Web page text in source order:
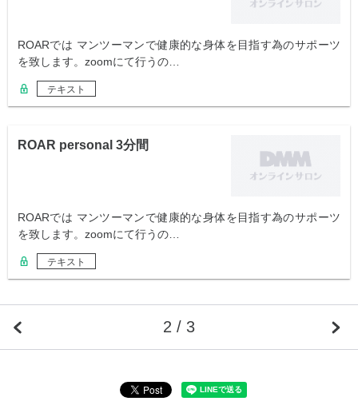
ROARでは マンツーマンで健康的な身体を目指す為のサポーツ
を致します。zoomにて行うの…
テキスト
ROAR personal 3分間
ROARでは マンツーマンで健康的な身体を目指す為のサポーツ
を致します。zoomにて行うの…
テキスト
2 / 3